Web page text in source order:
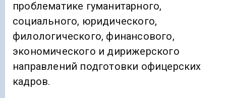
проблематике гуманитарного,
социального, юридического,
филологического, финансового,
экономического и дирижерского
направлений подготовки офицерских
кадров.